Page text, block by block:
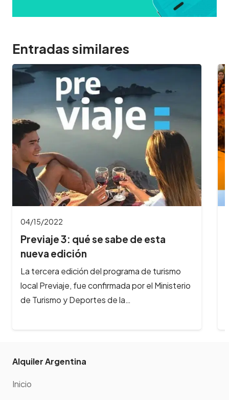
Entradas similares
04/15/2022
Previaje 3: qué se sabe de esta
nueva edición
La tercera edición del programa de turismo
local Previaje, fue confirmada por el Ministerio
de Turismo y Deportes de la…
Alquiler Argentina
Inicio